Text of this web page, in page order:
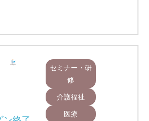
セミナー・研
修
介護福祉
医療